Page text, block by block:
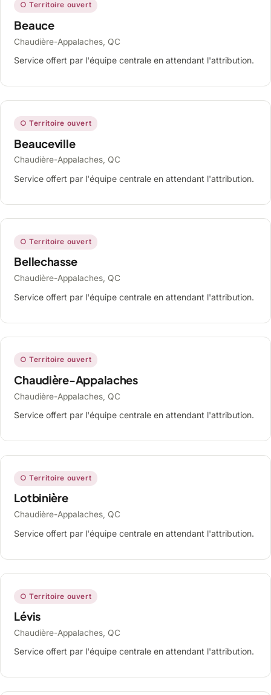
○ Territoire ouvert
Beauce
Chaudière-Appalaches, QC
Service offert par l'équipe centrale en attendant l'attribution.
○ Territoire ouvert
Beauceville
Chaudière-Appalaches, QC
Service offert par l'équipe centrale en attendant l'attribution.
○ Territoire ouvert
Bellechasse
Chaudière-Appalaches, QC
Service offert par l'équipe centrale en attendant l'attribution.
○ Territoire ouvert
Chaudière-Appalaches
Chaudière-Appalaches, QC
Service offert par l'équipe centrale en attendant l'attribution.
○ Territoire ouvert
Lotbinière
Chaudière-Appalaches, QC
Service offert par l'équipe centrale en attendant l'attribution.
○ Territoire ouvert
Lévis
Chaudière-Appalaches, QC
Service offert par l'équipe centrale en attendant l'attribution.